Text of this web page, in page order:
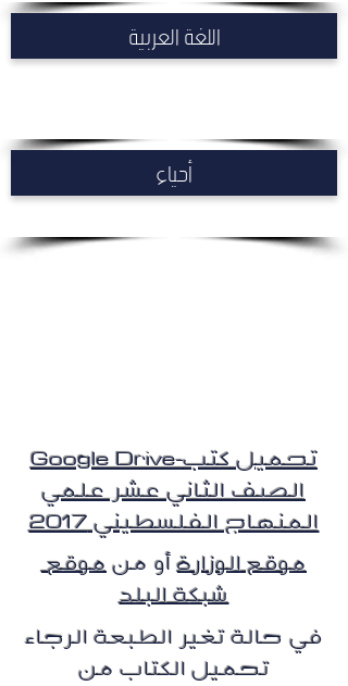
اللغة العربية
أحياء
Google Drive-تحميلكتب
الصف الثاني عشر علمي
المنهاج الفلسطيني 2017
موقع الوزارةأو منموقع
شبكة البلد
في حالة تغير الطبعة الرجاء
تحميل الكتاب من